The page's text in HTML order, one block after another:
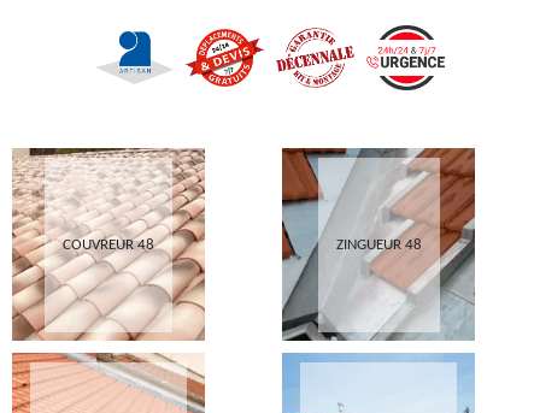
COUVREUR 48 ZINGUEUR 48